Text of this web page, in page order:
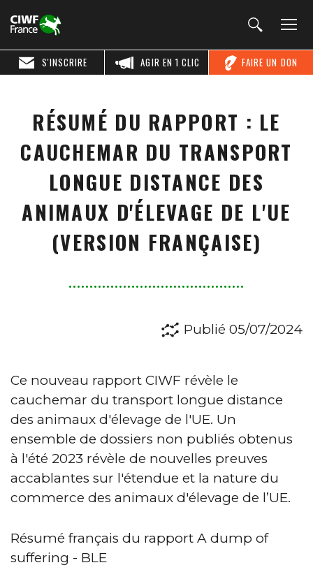
FAIRE UN DON
AGIR EN 1 CLIC
S'INSCRIRE
RÉSUMÉ DU RAPPORT : LE
CAUCHEMAR DU TRANSPORT
LONGUE DISTANCE DES
ANIMAUX D'ÉLEVAGE DE L'UE
(VERSION FRANÇAISE)
Publié 05/07/2024
Ce nouveau rapport CIWF révèle le
cauchemar du transport longue distance
des animaux d'élevage de l'UE. Un
ensemble de dossiers non publiés obtenus
à l'été 2023 révèle de nouvelles preuves
accablantes sur l'étendue et la nature du
commerce des animaux d'élevage de l’UE.
Résumé français du rapport A dump of
suffering - BLE